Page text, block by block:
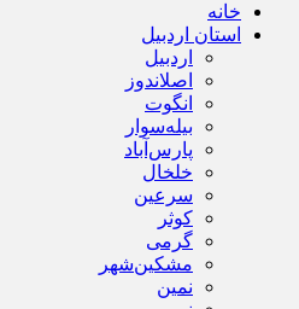
خانه
استان اردبیل
اردبیل
اصلاندوز
انگوت
بیله‌سوار
پارس‌آباد
خلخال
سرعین
کوثر
گرمی
مشکین‌شهر
نمین